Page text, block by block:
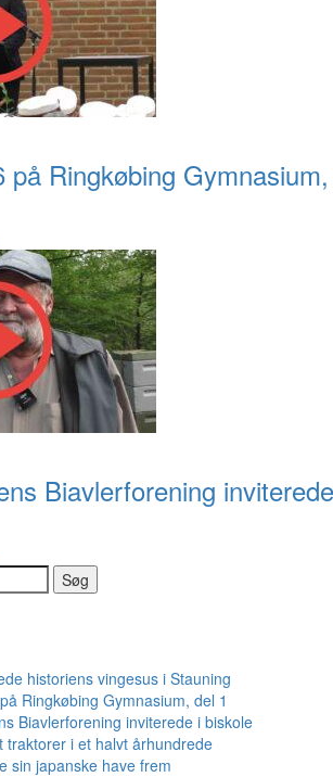
på Ringkøbing Gymnasium,
Biavlerforening
historiens vingesus i Stauning
Ringkøbing Gymnasium, del 1
Biavlerforening inviterede i biskole
traktorer i et halvt århundrede
sin japanske have frem